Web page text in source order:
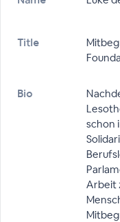
Title
Bio
schon
Arbeit